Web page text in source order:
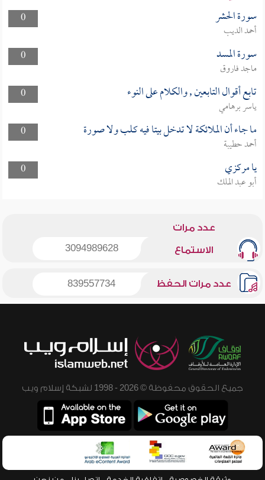
0 سورة الحشر
أحمد الديب
0
سورة المسد
ماجد فاروق
0
تابع أقوال التابعين , والكلام على النوء
ياسر برهامي
0
ما جاء أن الملائكة لا تدخل بيتا فيه كلب ولا صورة
أحمد حطيبة
0
يا مركزي
أبو عبد الملك
عدد مرات
الاستماع 3094989628
عدد مرات الحفظ 839557734
جميع الحقوق محفوظة © 2026 - 1998 لشبكة إسلام ويب